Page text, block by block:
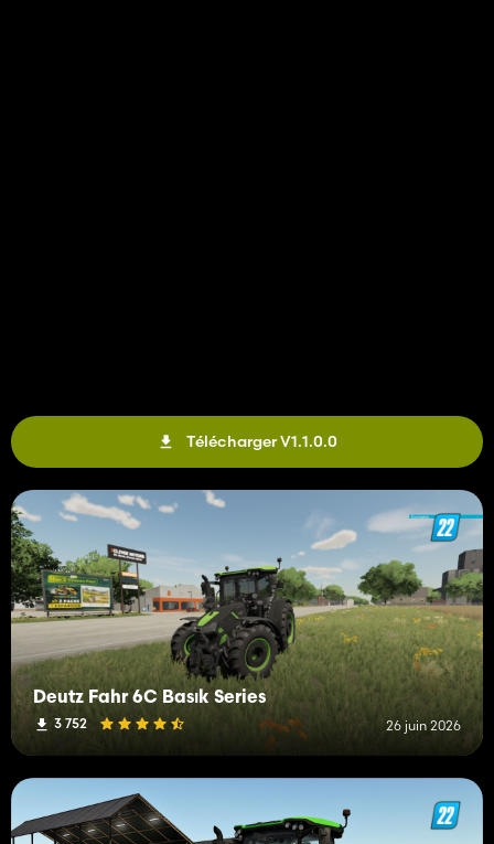
Télécharger V1.1.0.0
Deutz Fahr 6C Basık Series
3 752 26 juin 2026